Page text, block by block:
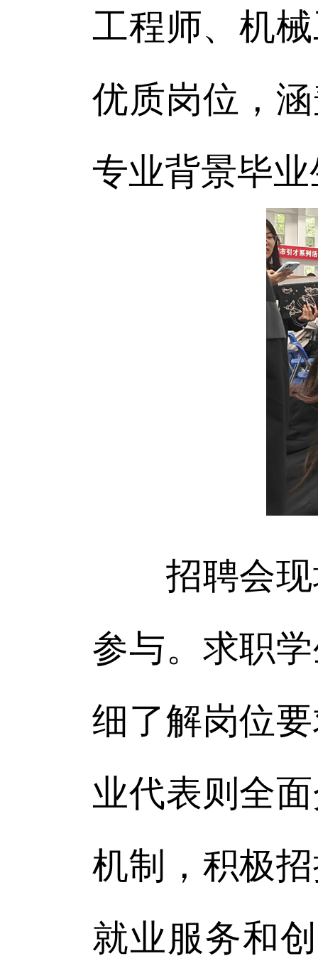
工程师、机
优质岗位，
专业背景毕
招聘会现
参与。求职
细了解岗位
业代表则全
机制，积极
就业服务和